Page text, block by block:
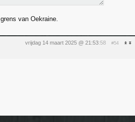
van Oekraine.
vrijdag 14 maart 2025 @ 21:53:58 #54